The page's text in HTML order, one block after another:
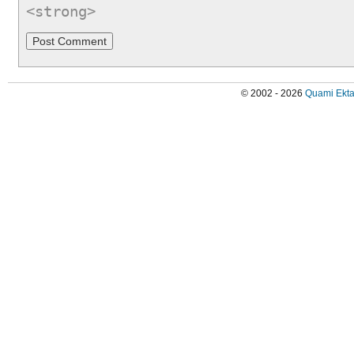
<strong>
© 2002 - 2026 Quami